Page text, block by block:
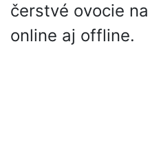
čerstvé ovocie
online aj offline.